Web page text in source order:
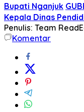
Bupati Nganjuk
Kepala Dinas
Penulis: Team Read
Komentar